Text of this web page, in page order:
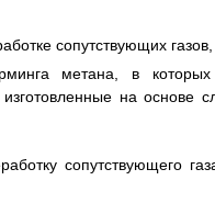
сопутствующих
метана, в
на основе
сопутствующего